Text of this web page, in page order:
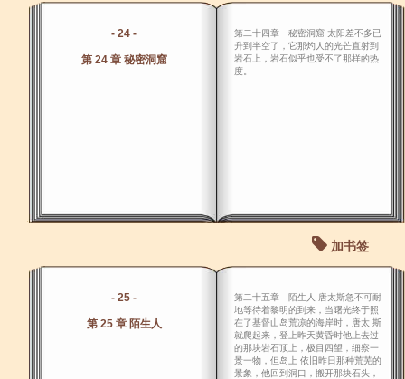
- 24 -
第 24 章 秘密洞窟
第二十四章 秘密洞窟 太阳差不多已
升到半空了，它那灼人的光芒直射到
岩石上，岩石似乎也受不了那样的热
度。
加书签
- 25 -
第 25 章 陌生人
第二十五章 陌生人 唐太斯急不可耐
地等待着黎明的到来，当曙光终于照
在了基督山岛荒凉的海岸时，唐太 斯
就爬起来，登上昨天黄昏时他上去过
的那块岩石顶上，极目四望，细察一
景一物，但岛上 依旧昨日那种荒芜的
景象，他回到洞口，搬开那块石头，